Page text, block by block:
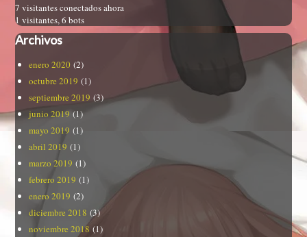
7 visitantes conectados ahora
1 visitantes,6 bots
Archivos
enero 2020 (2)
octubre 2019 (1)
septiembre 2019 (3)
junio 2019 (1)
mayo 2019 (1)
abril 2019 (1)
marzo 2019 (1)
febrero 2019 (1)
enero 2019 (2)
diciembre 2018 (3)
noviembre 2018 (1)